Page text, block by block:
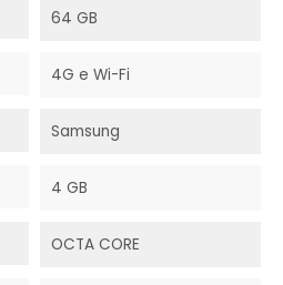
64 GB
4G e Wi-Fi
Samsung
4 GB
OCTA CORE